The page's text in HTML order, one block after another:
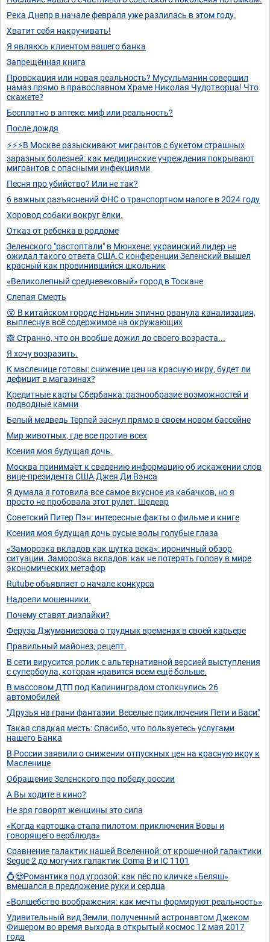
Река Днепр в начале февраля уже разлилась в этом году.
Хватит себя накручивать!
Я являюсь клиентом вашего банка
Запрещённая книга
Провокация или новая реальность? Мусульманин совершил
намаз прямо в православном Храме Николая Чудотворца! Что
скажете?
Бесплатно в аптеке: миф или реальность?
После дождя
⚡⚡⚡В Москве разыскивают мигрантов с букетом страшных
заразных болезней: как медицинские учреждения покрывают
мигрантов с опасными инфекциями
Песня про убийство? Или не так?
6 важных разъяснений ФНС о транспортном налоге в 2024 году
Хоровод собаки вокруг ёлки.
Отказ от ребенка в роддоме
Зеленского "растоптали" в Мюнхене: украинский лидер не
ожидал такого ответа США.С конференции Зеленский вышел
красный как провинившийся школьник
«Великолепный средневековый» город в Тоскане
Слепая Смерть
😵 В китайском городе Наньнин эпично рванула канализация,
выплеснув всё содержимое на окружающих
🙈 Странно, что он вообще дожил до своего возраста...
Я хочу возразить.
К масленице готовы: снижение цен на красную икру, будет ли
дефицит в магазинах?
Кредитные карты Сбербанка: разнообразие возможностей и
подводные камни
Белый медведь Терпей заснул прямо в своем новом бассейне
Мир животных, где все против всех
Ксения моя будущая дочь.
Москва принимает к сведению информацию об искажении слов
вице-президента США Джея Ди Вэнса
Я думала я готовила все самое вкусное из кабачков, но я
просто не пробовала этот рулет. Шедевр
Советский Питер Пэн: интересные факты о фильме и книге
Ксения моя будущая дочь русые волы голубые глаза
«Заморозка вкладов как шутка века»: ироничный обзор
ситуации. Заморозка вкладов: как не потерять голову в мире
экономических метафор
Rutube объявляет о начале конкурса
Надоели мошенники.
Почему ставят дизлайки?
Феруза Джуманиезова о трудных временах в своей карьере
Правильный майонез, рецепт.
В сети вирусится ролик с альтернативной версией выступления
с супербоула, которая нравится всем ещё больше.
В массовом ДТП под Калининградом столкнулись 26
автомобилей
"Друзья на грани фантазии: Веселые приключения Пети и Васи"
Такая сладкая месть: Спасибо, что пользуетесь услугами
нашего Банка
В России заявили о снижении отпускных цен на красную икру к
Масленице
Обращение Зеленского про победу россии
А Вы ходите в кино?
Не зря говорят женщины это сила
«Когда картошка стала пилотом: приключения Вовы и
говорящего верблюда»
Сравнение галактик нашей Вселенной: от крошечной галактики
Segue 2 до могучих галактик Coma B и IC 1101
💍😍Романтика под угрозой: как пёс по кличке «Беляш»
вмешался в предложение руки и сердца
«Волшебство воображения: как мечты формируют реальность»
Удивительный вид Земли, полученный астронавтом Джеком
Фишером во время выхода в открытый космос 12 мая 2017
года